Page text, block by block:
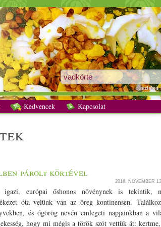
részletes
Kedvencek Kapcsolat
párolt körtével
2016. NOVEMBER
európai őshonos növénynek is tekintik,
óta velünk van az öreg kontinensen.
és ógörög nevén emlegeti napjainkban a
hogy mi mégis a török szót vettük át: